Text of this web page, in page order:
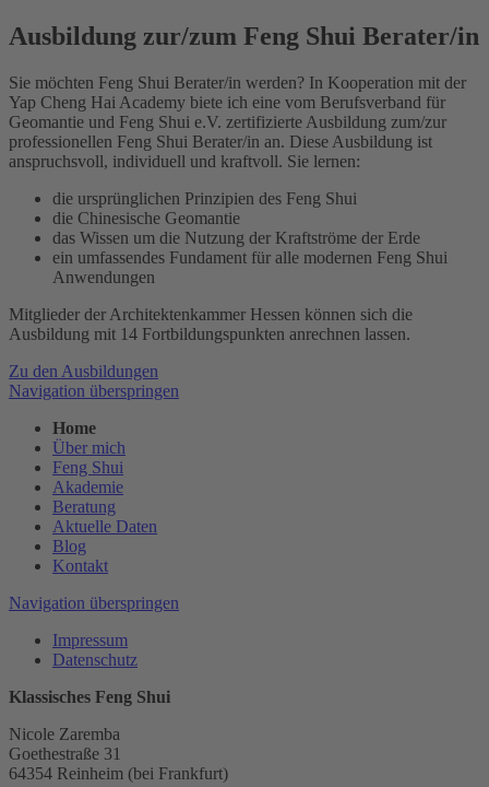
Ausbildung zur/zum Feng Shui Berater/in
Sie möchten Feng Shui Berater/in werden? In Kooperation mit der
Yap Cheng Hai Academy biete ich eine vom Berufsverband für
Geomantie und Feng Shui e.V. zertifizierte Ausbildung zum/zur
professionellen Feng Shui Berater/in an. Diese Ausbildung ist
anspruchsvoll, individuell und kraftvoll. Sie lernen:
die ursprünglichen Prinzipien des Feng Shui
die Chinesische Geomantie
das Wissen um die Nutzung der Kraftströme der Erde
ein umfassendes Fundament für alle modernen Feng Shui
Anwendungen
Mitglieder der Architektenkammer Hessen können sich die
Ausbildung mit 14 Fortbildungspunkten anrechnen lassen.
Zu den Ausbildungen
Navigation überspringen
Home
Über mich
Feng Shui
Akademie
Beratung
Aktuelle Daten
Blog
Kontakt
Navigation überspringen
Impressum
Datenschutz
Klassisches Feng Shui
Nicole Zaremba
Goethestraße 31
64354 Reinheim (bei Frankfurt)